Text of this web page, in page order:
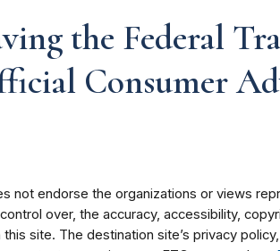
the Federal
Consumer
not endorse the organizations or views
over, the accuracy, accessibility,
site. The destination site’s privacy